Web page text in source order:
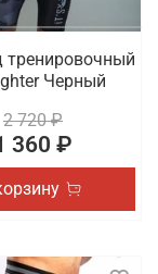
тренировочный
Черный
2 720 ₽
360 ₽